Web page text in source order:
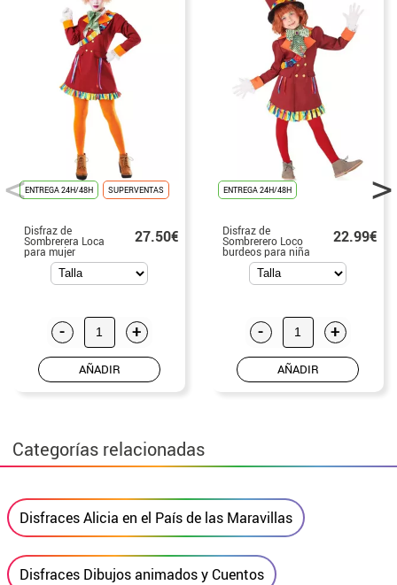
ENTREGA 24H/48H SUPERVENTAS
Disfraz de
Sombrerera Loca
para mujer
27.50€
- +
AÑADIR
ENTREGA 24H/48H
Disfraz de
Sombrerero Loco
burdeos para niña
22.99€
- +
AÑADIR
Categorías relacionadas
Disfraces Alicia en el País de las Maravillas
Disfraces Dibujos animados y Cuentos